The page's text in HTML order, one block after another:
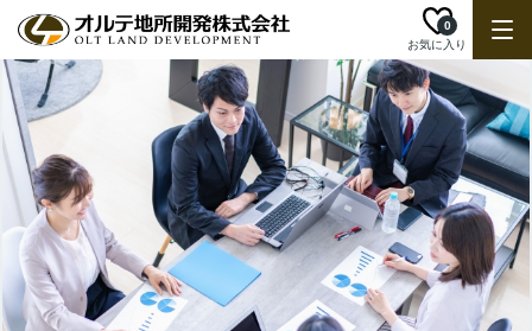
お気に入り
0